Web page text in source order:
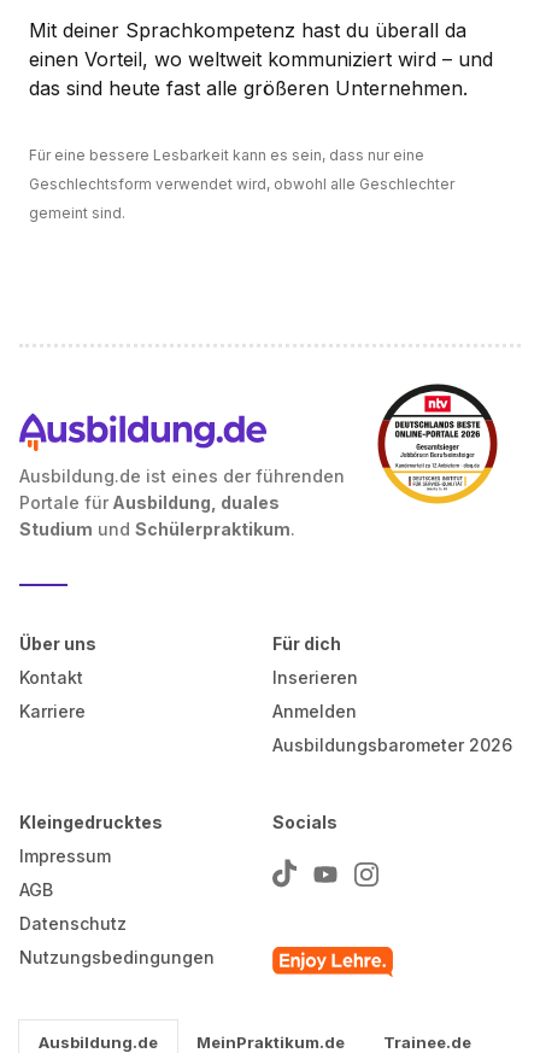
Mit deiner Sprachkompetenz hast du überall da
einen Vorteil, wo weltweit kommuniziert wird – und
das sind heute fast alle größeren Unternehmen.
Für eine bessere Lesbarkeit kann es sein, dass nur eine
Geschlechtsform verwendet wird, obwohl alle Geschlechter
gemeint sind.
Ausbildung.de ist eines der führenden
Portale für Ausbildung, duales
Studium und Schülerpraktikum.
Über uns
Kontakt
Karriere
Für dich
Inserieren
Anmelden
Ausbildungsbarometer 2026
Kleingedrucktes
Impressum
AGB
Datenschutz
Nutzungsbedingungen
Socials
Ausbildung.de MeinPraktikum.de Trainee.de